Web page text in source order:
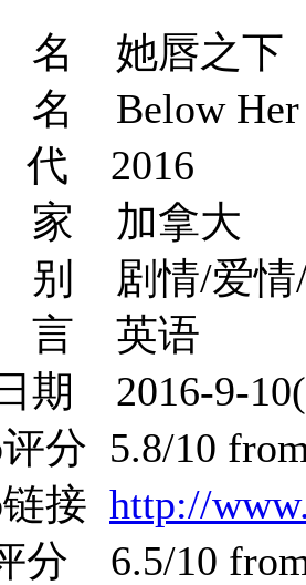
她唇之下
Below Her
2016
加拿大
剧情/爱情/
英语
期 2016-9-
分 5.8/10 from
接 http://
分 6.5/10 from